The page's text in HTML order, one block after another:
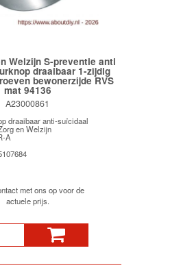
Welzijn S-preventie anti
draaibaar 1-zijdig
bewonerzijde RVS
mat 94136
A23000861
draaibaar anti-suïcidaal
en Welzijn
A
met ons op voor de
actuele prijs.